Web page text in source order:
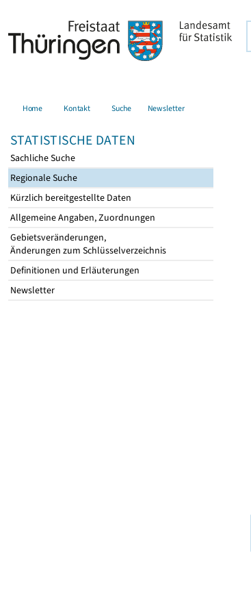
Home Kontakt Suche Newsletter
STATISTISCHE DATEN
Sachliche Suche
Regionale Suche
Kürzlich bereitgestellte Daten
Allgemeine Angaben, Zuordnungen
Gebietsveränderungen,
Änderungen zum Schlüsselverzeichnis
Definitionen und Erläuterungen
Newsletter